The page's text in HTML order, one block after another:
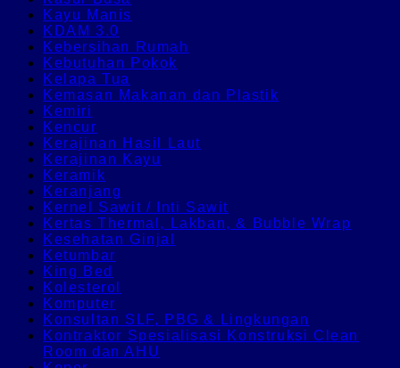
Kayu Manis
KDAM 3.0
Kebersihan Rumah
Kebutuhan Pokok
Kelapa Tua
Kemasan Makanan dan Plastik
Kemiri
Kencur
Kerajinan Hasil Laut
Kerajinan Kayu
Keramik
Keranjang
Kernel Sawit / Inti Sawit
Kertas Thermal, Lakban, & Bubble Wrap
Kesehatan Ginjal
Ketumbar
King Bed
Kolesterol
Komputer
Konsultan SLF, PBG & Lingkungan
Kontraktor Spesialisasi Konstruksi Clean
Room dan AHU